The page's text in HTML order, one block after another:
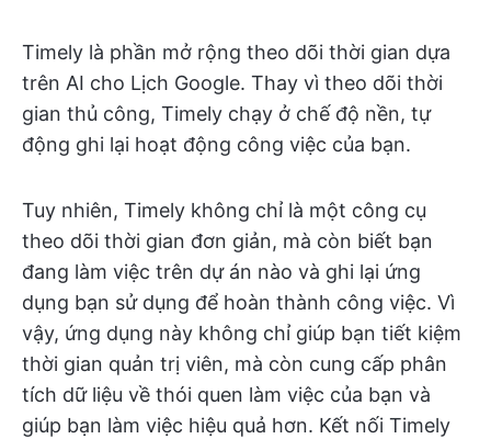
Timely là phần mở rộng theo dõi thời gian dựa
trên AI cho Lịch Google. Thay vì theo dõi thời
gian thủ công, Timely chạy ở chế độ nền, tự
động ghi lại hoạt động công việc của bạn.
Tuy nhiên, Timely không chỉ là một công cụ
theo dõi thời gian đơn giản, mà còn biết bạn
đang làm việc trên dự án nào và ghi lại ứng
dụng bạn sử dụng để hoàn thành công việc. Vì
vậy, ứng dụng này không chỉ giúp bạn tiết kiệm
thời gian quản trị viên, mà còn cung cấp phân
tích dữ liệu về thói quen làm việc của bạn và
giúp bạn làm việc hiệu quả hơn. Kết nối Timely